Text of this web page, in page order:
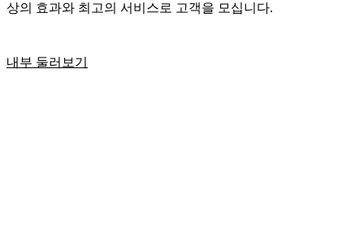
상의 효과와 최고의 서비스로 고객을 모십니다.
내부 둘러보기